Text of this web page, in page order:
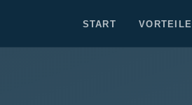
START VORTEILE